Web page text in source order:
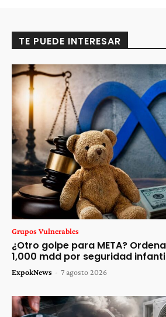
TE PUEDE INTERESAR
Grupos Vulnerables
¿Otro golpe para META?
1,000 mdd por seguridad
ExpokNews - 7 agosto 2026